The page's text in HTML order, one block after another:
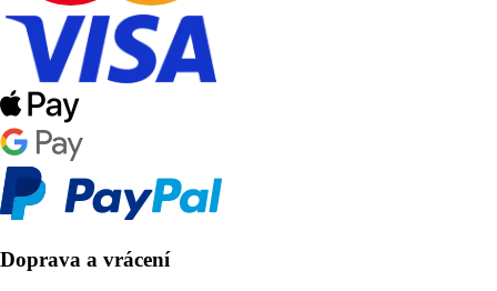
Doprava a vrácení